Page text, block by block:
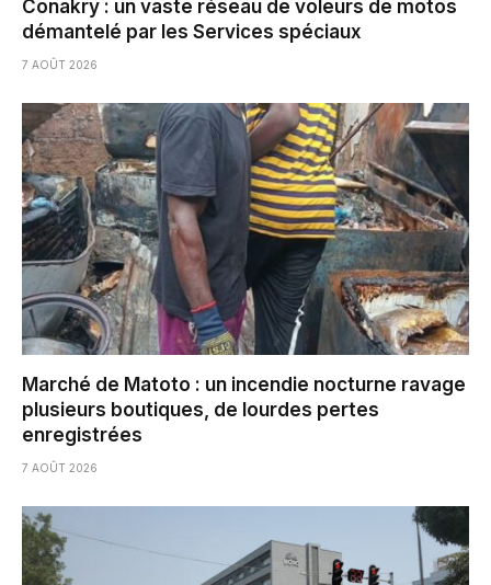
Conakry : un vaste réseau de voleurs de motos
démantelé par les Services spéciaux
7 AOÛT 2026
Marché de Matoto : un incendie nocturne ravage
plusieurs boutiques, de lourdes pertes
enregistrées
7 AOÛT 2026